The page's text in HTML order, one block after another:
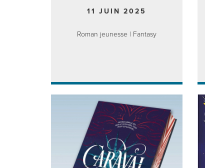
11 JUIN 2025
Roman jeunesse | Fantasy